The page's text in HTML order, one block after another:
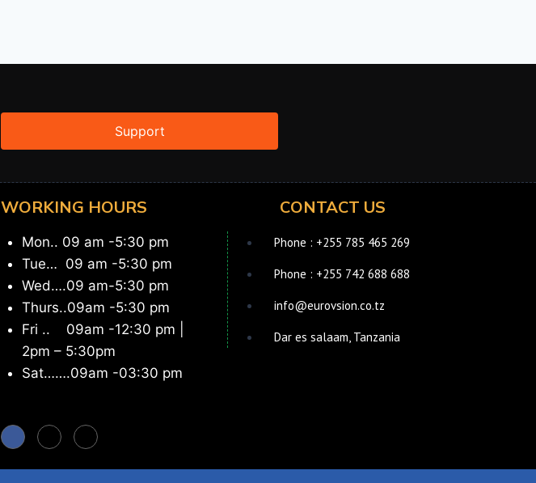
Support
WORKING HOURS
Mon.. 09 am -5:30 pm
Tue… 09 am -5:30 pm
Wed….09 am-5:30 pm
Thurs..09am -5:30 pm
Fri .. 09am -12:30 pm |
2pm – 5:30pm
Sat…….09am -03:30 pm
CONTACT US
Phone : +255 785 465 269
Phone : +255 742 688 688
info@eurovsion.co.tz
Dar es salaam, Tanzania